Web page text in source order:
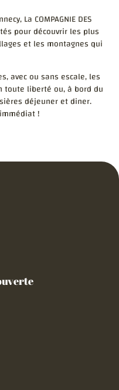
La COMPAGNIE DES
pour découvrir les plus
et les montagnes qui
avec ou sans escale, les
toute liberté ou, à bord du
déjeuner et diner.
!